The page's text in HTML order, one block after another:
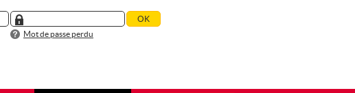
Mot de passe perdu